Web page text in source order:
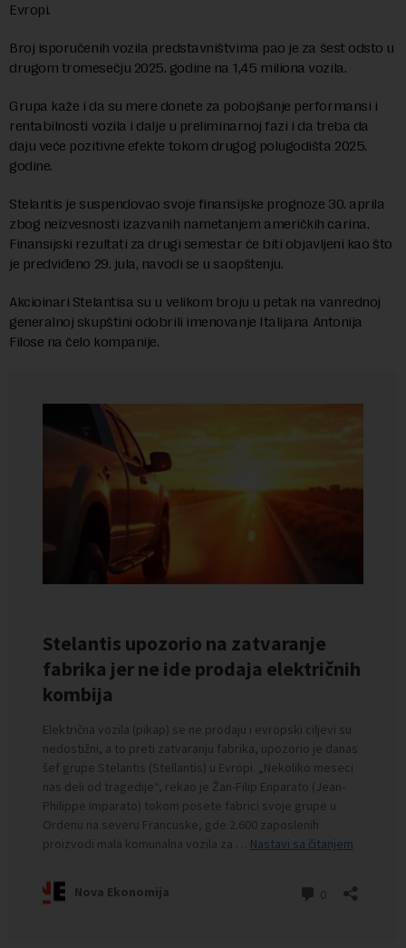
Evropi.
Broj isporučenih vozila predstavništvima pao je za šest odsto u
drugom tromesečju 2025. godine na 1,45 miliona vozila.
Grupa kaže i da su mere donete za pobojšanje performansi i
rentabilnosti vozila i dalje u preliminarnoj fazi i da treba da
daju veće pozitivne efekte tokom drugog polugodišta 2025.
godine.
Stelantis je suspendovao svoje finansijske prognoze 30. aprila
zbog neizvesnosti izazvanih nametanjem američkih carina.
Finansijski rezultati za drugi semestar će biti objavljeni kao što
je predviđeno 29. jula, navodi se u saopštenju.
Akcioinari Stelantisa su u velikom broju u petak na vanrednoj
generalnoj skupštini odobrili imenovanje Italijana Antonija
Filose na čelo kompanije.